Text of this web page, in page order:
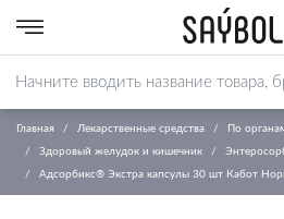
Главная Лекарственные средства По
Здоровый желудок и кишечник
Адсорбикс® Экстра капсулы 30 шт Кабот